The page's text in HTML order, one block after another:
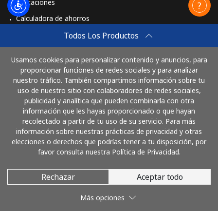
Todos Los Productos
Usamos cookies para personalizar contenido y anuncios, para
proporcionar funciones de redes sociales y para analizar
nuestro tráfico. También compartimos información sobre tu
uso de nuestro sitio con colaboradores de redes sociales,
publicidad y analítica que pueden combinarla con otra
información que les hayas proporcionado o que hayan
recolectado a partir de tu uso de su servicio. Para más
información sobre nuestras prácticas de privacidad y otras
elecciones o derechos que podrías tener a tu disposición, por
favor consulta nuestra Política de Privacidad.
Rechazar Aceptar todo
Más opciones
Aplicaciones
Calculadora de ahorros
Comprar
Cómo funciona
Paga con
© 2026 LlamaGuatemala